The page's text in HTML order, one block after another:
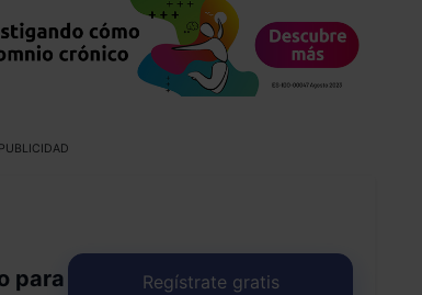
PUBLICIDAD
para
Regístrate gratis